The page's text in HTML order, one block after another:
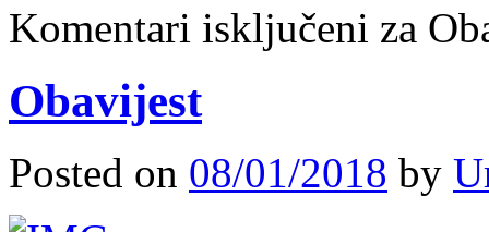
Komentari isključeni za
Obavijest
Posted on 08/01/2018 by